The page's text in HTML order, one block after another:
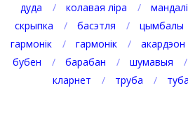
дуда колавая ліра
скрыпка
басэтля цымбалы
гармонік
гармонік акардэон
бубен
барабан шумавыя
кларнет
труба туба